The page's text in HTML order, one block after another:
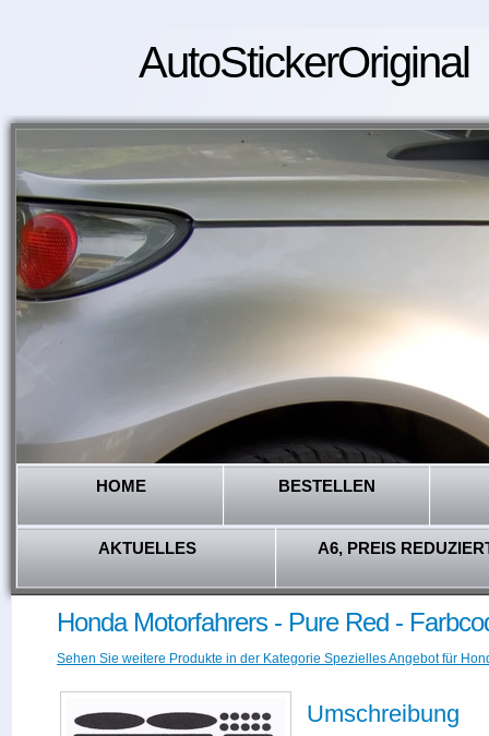
AutoStickerOriginal
HOME BESTELLEN
AKTUELLES A6, PREIS
Honda Motorfahrers - Pure Red -
Sehen Sie weitere Produkte in der Kategorie Spezielles Angebot für
Umschreibung